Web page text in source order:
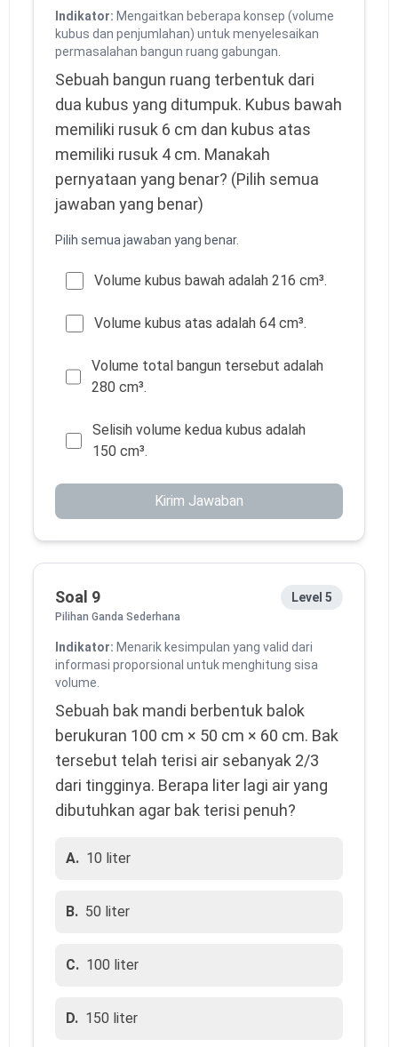
Indikator: Mengaitkan beberapa konsep (volume
kubus dan penjumlahan) untuk menyelesaikan
permasalahan bangun ruang gabungan.
Sebuah bangun ruang terbentuk dari
dua kubus yang ditumpuk. Kubus bawah
memiliki rusuk 6 cm dan kubus atas
memiliki rusuk 4 cm. Manakah
pernyataan yang benar? (Pilih semua
jawaban yang benar)
Pilih semua jawaban yang benar.
Volume kubus bawah adalah 216 cm³.
Volume kubus atas adalah 64 cm³.
Volume total bangun tersebut adalah
280 cm³.
Selisih volume kedua kubus adalah
150 cm³.
Kirim Jawaban
Soal 9
Pilihan Ganda Sederhana
Level 5
Indikator: Menarik kesimpulan yang valid dari
informasi proporsional untuk menghitung sisa
volume.
Sebuah bak mandi berbentuk balok
berukuran 100 cm × 50 cm × 60 cm. Bak
tersebut telah terisi air sebanyak 2/3
dari tingginya. Berapa liter lagi air yang
dibutuhkan agar bak terisi penuh?
A. 10 liter
B. 50 liter
C. 100 liter
D. 150 liter